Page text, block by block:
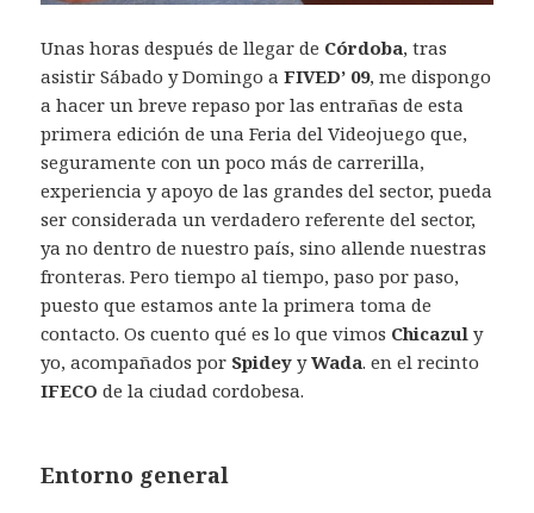
Unas horas después de llegar de Córdoba, tras
asistir Sábado y Domingo aFIVED’ 09, me dispongo
a hacer un breve repaso por las entrañas de esta
primera edición de una Feria del Videojuego que,
seguramente con un poco más de carrerilla,
experiencia y apoyo de las grandes del sector, pueda
ser considerada un verdadero referente del sector,
ya no dentro de nuestro país, sino allende nuestras
fronteras. Pero tiempo al tiempo, paso por paso,
puesto que estamos ante la primera toma de
contacto. Os cuento qué es lo que vimos Chicazul y
yo, acompañados por Spidey yWada. en el recinto
IFECO de la ciudad cordobesa.
Entorno general